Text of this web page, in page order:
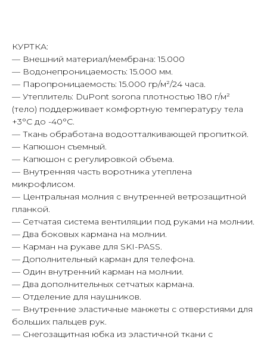
КУРТКА:
— Внешний материал/мембрана: 15.000
— Водонепроницаемость: 15.000 мм.
— Паропроницаемость: 15.000 гр/м²/24 часа.
— Утеплитель: DuPont sorona плотностью 180 г/м²
(тело) поддерживает комфортную температуру тела
+3°С до -40°С.
— Ткань обработана водоотталкивающей пропиткой.
— Капюшон съемный.
— Капюшон с регулировкой объема.
— Внутренняя часть воротника утеплена
микрофлисом.
— Центральная молния с внутренней ветрозащитной
планкой.
— Сетчатая система вентиляции под руками на молнии.
— Два боковых кармана на молнии.
— Карман на рукаве для SKI-PASS.
— Дополнительный карман для телефона.
— Один внутренний карман на молнии.
— Два дополнительных сетчатых кармана.
— Отделение для наушников.
— Внутренние эластичные манжеты с отверстиями для
больших пальцев рук.
— Снегозащитная юбка из эластичной ткани с